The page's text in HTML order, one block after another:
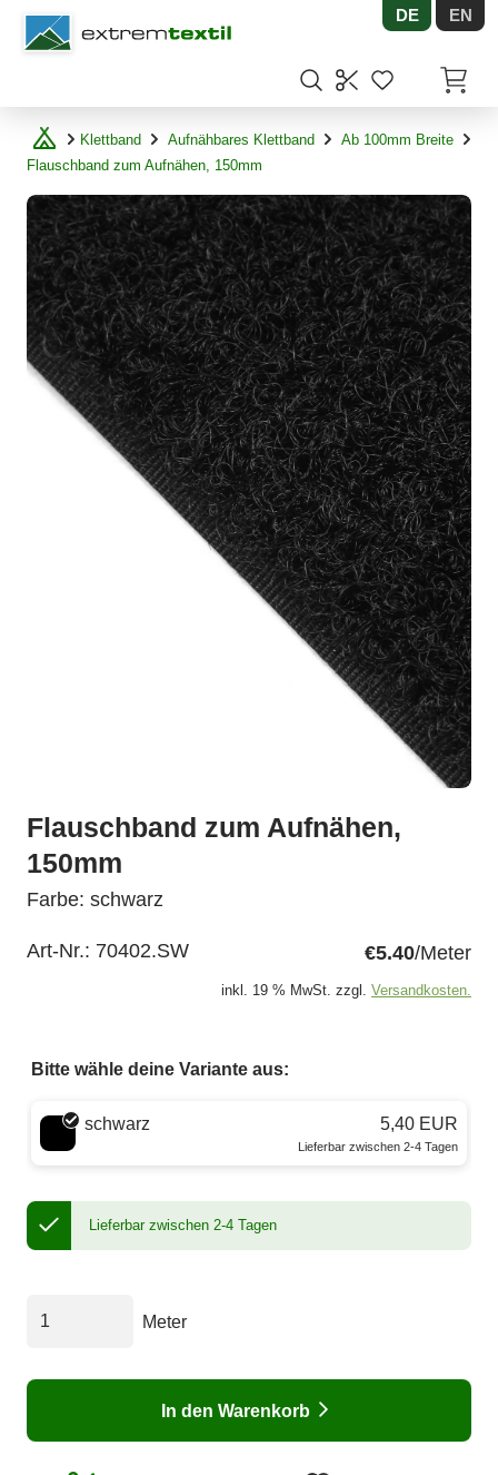
Shopware DE EN
Klettband Aufnähbares Klettband
Ab 100mm Breite
Flauschband zum Aufnähen, 150mm
Flauschband zum Aufnähen,
150mm
Farbe: schwarz
Art-Nr.: 70402.SW €5.40/Meter
inkl. 19 % MwSt. zzgl. Versandkosten.
Bitte wähle deine Variante aus:
Wähle eine Farbe
schwarz 5,40 EUR
Lieferbar zwischen 2-4 Tagen
Lieferbar zwischen 2-4 Tagen
Meter
In den Warenkorb